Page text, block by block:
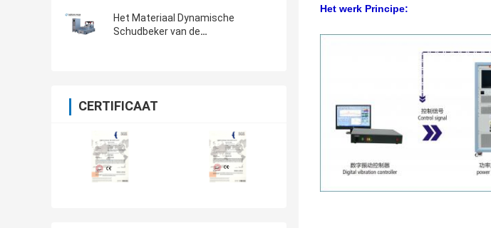
Controlemechanisme 8-CH
Het Materiaal Dynamische
Schudbeker van de
CERTIFICAAT
Het werk Principe: